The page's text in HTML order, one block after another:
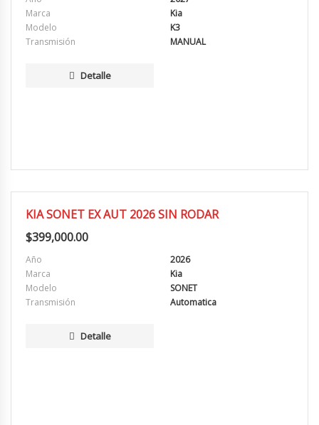
Marca
Kia
Modelo
K3
Transmisión
MANUAL
Detalle
EXCELENTE
KIA SONET EX AUT 2026 SIN RODAR
$399,000.00
Año
2026
Marca
Kia
Modelo
SONET
Transmisión
Automatica
Detalle